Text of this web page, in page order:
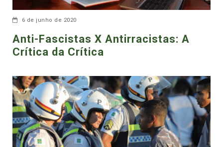
6 de junho de 2020
Anti-Fascistas X Antirracistas: A
Crítica da Crítica